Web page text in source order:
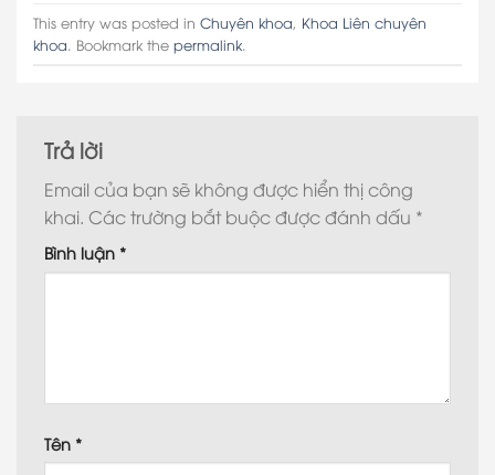
This entry was posted in Chuyên khoa, Khoa Liên chuyên
khoa. Bookmark the permalink.
Trả lời
Email của bạn sẽ không được hiển thị công
khai. Các trường bắt buộc được đánh dấu *
Bình luận *
Tên *